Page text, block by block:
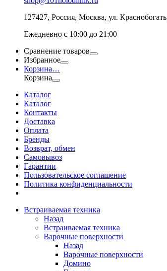
127427, Россия, Москва, ул.
Ежедневно с 10:00 до 21:00
Сравнение товаров
Избранное
Корзина…
Корзина
Каталог
Каталог
Контакты
Доставка
Оплата
Бренды
Возврат, обмен
Самовывоз
Гарантии
Пользовательское соглашение
Политика конфиденциальности
Встраиваемая техника
Назад
Встраиваемая техника
Варочные поверхности
Назад
Варочные поверхности
Домино